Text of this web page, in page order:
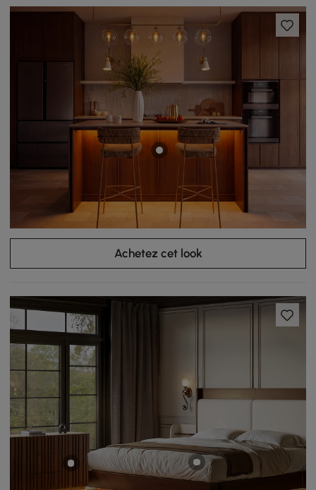
Achetez cet look